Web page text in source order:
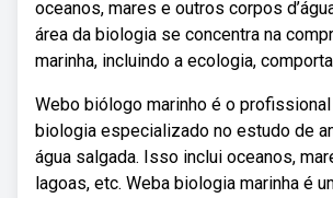
oceanos, mares e outros corpos
área da biologia se concentra na
marinha, incluindo a ecologia,
Webo biólogo marinho é o profissional
biologia especializado no estudo de
água salgada. Isso inclui oceanos,
lagoas, etc. Weba biologia marinha é